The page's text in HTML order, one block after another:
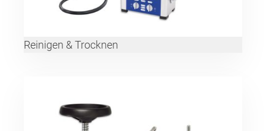
Reinigen & Trocknen